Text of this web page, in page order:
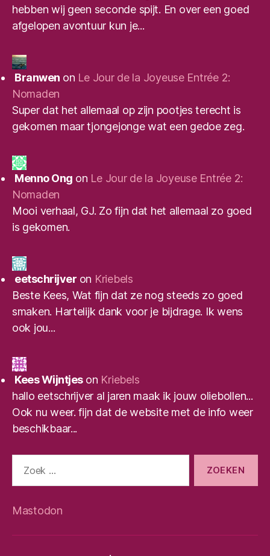
hebben wij geen seconde spijt. En over een goed
afgelopen avontuur kun je...
Branwen on Le Jour de la Joyeuse Entrée 2:
Nomaden
Super dat het allemaal op zijn pootjes terecht is
gekomen maar tjongejonge wat een gedoe zeg.
Menno Ong on Le Jour de la Joyeuse Entrée 2:
Nomaden
Mooi verhaal, GJ. Zo fijn dat het allemaal zo goed
is gekomen.
eetschrijver on Kriebels
Beste Kees, Wat fijn dat ze nog steeds zo goed
smaken. Hartelijk dank voor je bijdrage. Ik wens
ook jou...
Kees Wijntjeson Kriebels
hallo eetschrijver al jaren maak ik jouw oliebollen...
Ook nu weer. fijn dat de website met de info weer
beschikbaar...
naar:
Mastodon